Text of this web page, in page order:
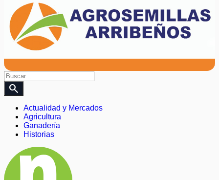
search
Actualidad y Mercados
Agricultura
Ganadería
Historias